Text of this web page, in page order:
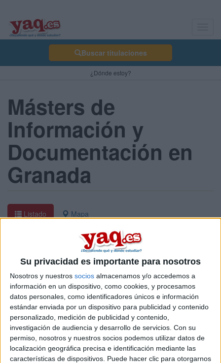
Su privacidad es importante para nosotros
Nosotros y nuestros socios almacenamos y/o accedemos a
información en un dispositivo, como cookies, y procesamos
datos personales, como identificadores únicos e información
estándar enviada por un dispositivo para publicidad y contenido
personalizado, medición de publicidad y contenido,
investigación de audiencia y desarrollo de servicios. Con su
permiso, nosotros y nuestros socios podemos utilizar datos de
localización geográfica precisa e identificación mediante las
características de dispositivos. Puede hacer clic para otorgarnos
Buscar titulaciones
¿Dónde estoy?
Másters de
Información y
Documentación en
Granada
Listado Mapa
1 opciónpara hacer un
información y documentación.
Si quieresampliar tu búsqueda a toda España, hay otros 12
másters en información y documentación entre los que puedes
elegir. Estos estudios están asociados a la rama de Ciencias
sociales y jurídicas.
Online |
Granada
Máster Universitario en
Información y Comunicación Científica
UNIVERSIDAD DE GRANADA (Universidad Pública)
Tipo: Máster
Pídeles información ¡GRATIS!